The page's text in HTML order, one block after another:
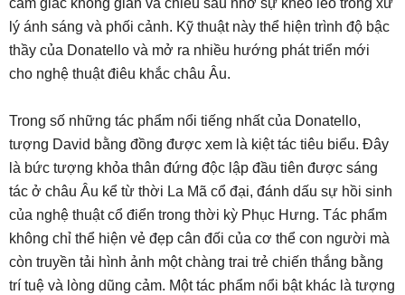
cảm giác không gian và chiều sâu nhờ sự khéo léo trong xử
lý ánh sáng và phối cảnh. Kỹ thuật này thể hiện trình độ bậc
thầy của Donatello và mở ra nhiều hướng phát triển mới
cho nghệ thuật điêu khắc châu Âu.
Trong số những tác phẩm nổi tiếng nhất của Donatello,
tượng David bằng đồng được xem là kiệt tác tiêu biểu. Đây
là bức tượng khỏa thân đứng độc lập đầu tiên được sáng
tác ở châu Âu kể từ thời La Mã cổ đại, đánh dấu sự hồi sinh
của nghệ thuật cổ điển trong thời kỳ Phục Hưng. Tác phẩm
không chỉ thể hiện vẻ đẹp cân đối của cơ thể con người mà
còn truyền tải hình ảnh một chàng trai trẻ chiến thắng bằng
trí tuệ và lòng dũng cảm. Một tác phẩm nổi bật khác là tượng